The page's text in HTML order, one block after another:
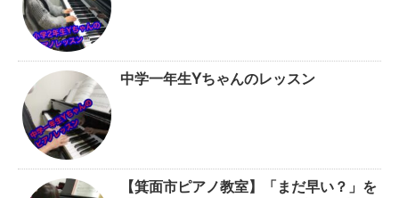
中学一年生Yちゃんのレッスン
【箕面市ピアノ教室】「まだ早い？」を